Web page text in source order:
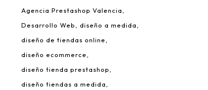
Agencia Prestashop Valencia
Desarrollo Web
diseño a medida
diseño de tiendas online
diseño ecommerce
diseño tienda prestashop
diseño tiendas a medida